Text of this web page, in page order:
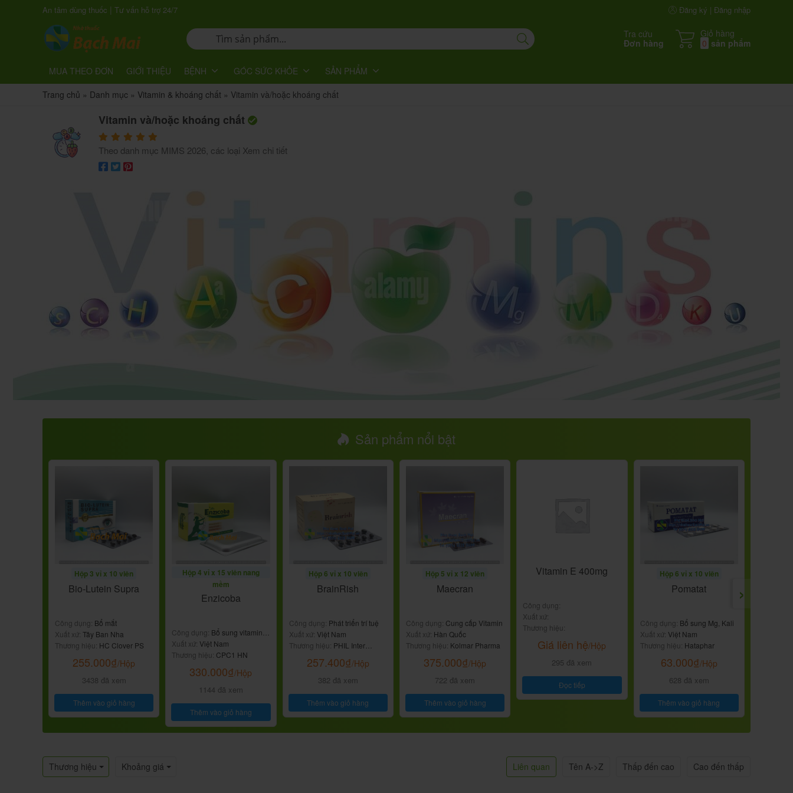
An tâm dùng thuốc | Tư vấn hỗ trợ 24/7 Đăng ký | Đăng nhập
Tra cứu
Đơn hàng
Giỏ hàng
0 sản phẩm
MUA THEO ĐƠN GIỚI THIỆU BỆNH GÓC SỨC KHỎE
SẢN PHẨM
Trang chủ » Danh mục » Vitamin & khoáng chất » Vitamin và/hoặc khoáng chất
Vitamin và/hoặc khoáng chất
Theo danh mục MIMS 2026, các loại Xem chi tiết
Sản phẩm nổi bật
Hộp 3 vỉ x 10 viên
Bio-Lutein Supra
Công dụng: Bổ mắt
Xuất xứ: Tây Ban Nha
Thương hiệu: HC Clover PS
255.000₫/Hộp
3438 đã xem
Thêm vào giỏ hàng
Hộp 4 vỉ x 15 viên nang
mềm
Enzicoba
Công dụng: Bổ sung vitamin &
khoáng chất
Xuất xứ: Việt Nam
Thương hiệu: CPC1 HN
330.000₫/Hộp
1144 đã xem
Thêm vào giỏ hàng
Hộp 6 vỉ x 10 viên
BrainRish
Công dụng: Phát triển trí tuệ
Xuất xứ: Việt Nam
Thương hiệu: PHIL Inter
257.400₫/Hộp
382 đã xem
Thêm vào giỏ hàng
Hộp 5 vỉ x 12 viên
Maecran
Công dụng: Cung cấp Vitamin
Xuất xứ: Hàn Quốc
Thương hiệu: Kolmar Pharma
375.000₫/Hộp
722 đã xem
Thêm vào giỏ hàng
Vitamin E 400mg
Công dụng:
Xuất xứ:
Thương hiệu:
Giá liên hệ/Hộp
295 đã xem
Đọc tiếp
Hộp 6 vỉ x 10 viên
Pomatat
Công dụng: Bổ sung Mg, Kali
Xuất xứ: Việt Nam
Thương hiệu: Hataphar
63.000₫/Hộp
628 đã xem
Thêm vào giỏ hàng
›
Thương hiệu Khoảng giá Liên quan Tên A->Z Thấp đến cao Cao đến thấp